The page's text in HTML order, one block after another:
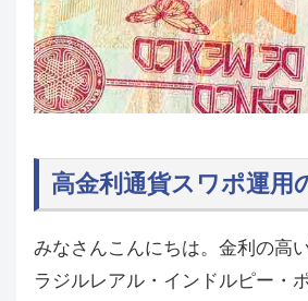
高金利通貨スワポ運
みなさんこんにちは。金利の高
ラジルレアル・インドルピー・